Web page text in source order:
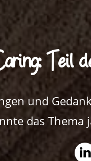
Teil
und
das Thema
share